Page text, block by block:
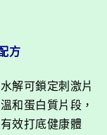
方
解可鎖定刺激片
和蛋白質片段，
效打底健康體